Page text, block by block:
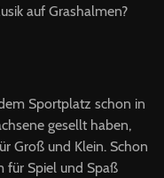
auf Grashalmen?
Sportplatz schon in
gesellt haben,
Groß und Klein. Schon
für Spiel und Spaß